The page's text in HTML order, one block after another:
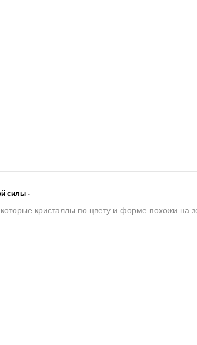
силы -
кристаллы по цвету и форме похожи на